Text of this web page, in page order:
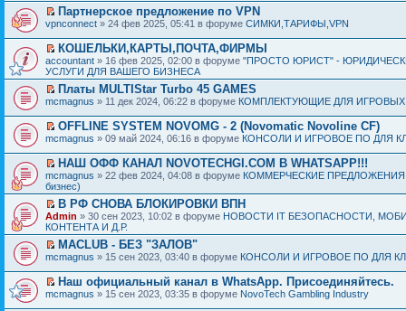
Партнерское предложение по VPN
vpnconnect » 24 фев 2025, 05:41 в форуме СИМКИ,ТАРИФЫ,VPN
КОШЕЛЬКИ,КАРТЫ,ПОЧТА,ФИРМЫ
accountant » 16 фев 2025, 02:00 в форуме "ПРОСТО ЮРИСТ" -
УСЛУГИ ДЛЯ ВАШЕГО БИЗНЕСА
Платы MULTIStar Turbo 45 GAMES
mcmagnus » 11 дек 2024, 06:22 в форуме КОМПЛЕКТУЮЩИЕ ДЛЯ ИГРОВЫХ
OFFLINE SYSTEM NOVOMG - 2 (Novomatic Novoline CF)
mcmagnus » 09 май 2024, 06:16 в форуме КОНСОЛИ И ИГРОВОЕ ПО ДЛЯ
НАШ ОФФ КАНАЛ NOVOTECHGI.COM В WHATSAPP!!!
mcmagnus » 22 фев 2024, 04:08 в форуме КОММЕРЧЕСКИЕ ПРЕДЛОЖЕНИЯ
бизнес)
В РФ СНОВА БЛОКИРОВКИ ВПН
Admin » 30 сен 2023, 10:02 в форуме НОВОСТИ IT БЕЗОПАСНОСТИ,
КОНТЕНТА И Д.Р.
MACLUB - БЕЗ "ЗАЛОВ"
mcmagnus » 15 сен 2023, 03:40 в форуме КОНСОЛИ И ИГРОВОЕ ПО ДЛЯ
Наш официальный канал в WhatsApp. Присоединяйтесь.
mcmagnus » 15 сен 2023, 03:35 в форуме NovoTech Gambling Industry